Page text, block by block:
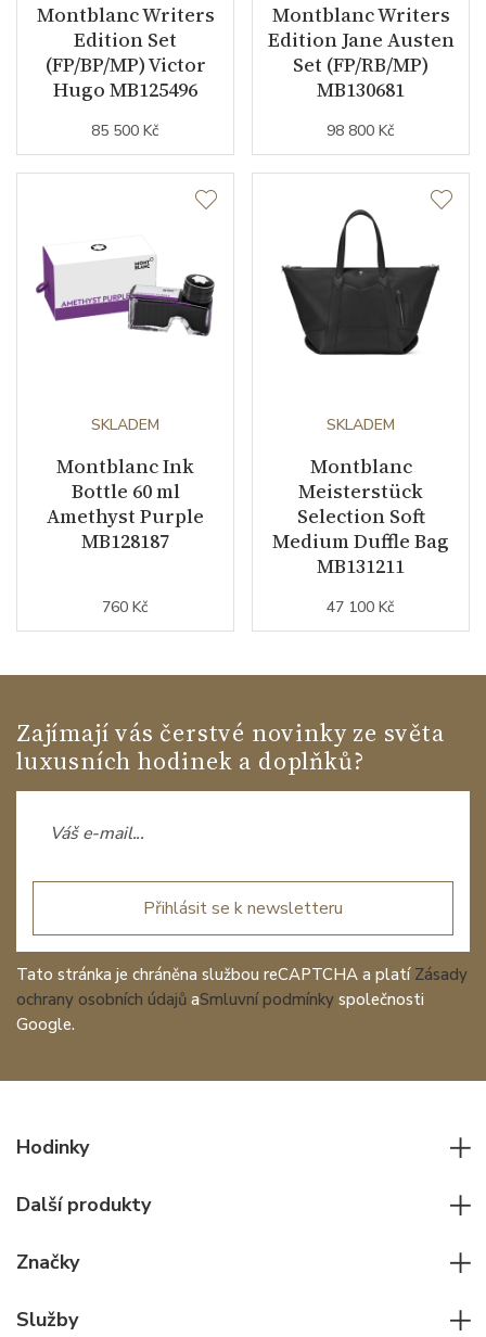
Montblanc Writers
Edition Set
(FP/BP/MP) Victor
Hugo MB125496
85 500 Kč
Montblanc Writers
Edition Jane Austen
Set (FP/RB/MP)
MB130681
98 800 Kč
SKLADEM
Montblanc Ink
Bottle 60 ml
Amethyst Purple
MB128187
760 Kč
SKLADEM
Montblanc
Meisterstück
Selection Soft
Medium Duffle Bag
MB131211
47 100 Kč
Zajímají vás čerstvé novinky ze světa
luxusních hodinek a doplňků?
Přihlásit se k newsletteru
Tato stránka je chráněna službou reCAPTCHA a platí Zásady
ochrany osobních údajů aSmluvní podmínky společnosti
Google.
Hodinky
Dámské hodinky
Pilotní hodinky
Další produkty
Ostatní doplňky
Značky
Služby